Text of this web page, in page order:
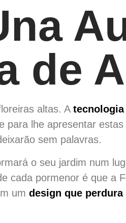
de
altas. A
para lhe apresentar estas
sem palavras.
o seu jardim num
cada pormenor é que a
um design que